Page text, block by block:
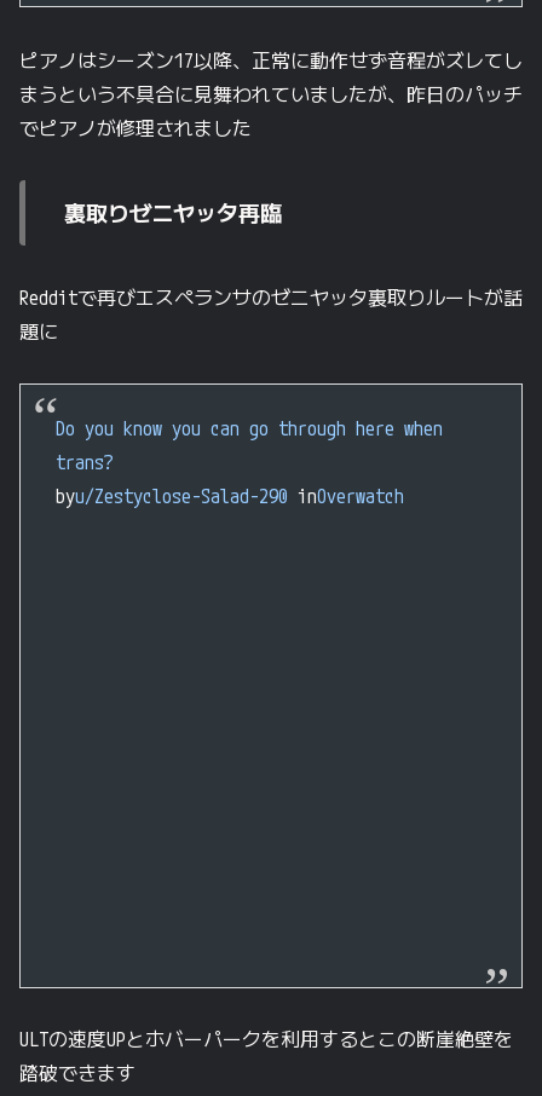
ピアノはシーズン17以降、正常に動作せず音程がズレてし
まうという不具合に見舞われていましたが、昨日のパッチ
でピアノが修理されました
裏取りゼニヤッタ再臨
Redditで再びエスペランサのゼニヤッタ裏取りルートが話
題に
Do you know you can go through here when
trans?
byu/Zestyclose-Salad-290 inOverwatch
ULTの速度UPとホバーパークを利用するとこの断崖絶壁を
踏破できます